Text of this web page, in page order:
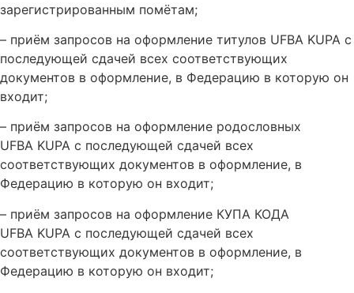
зарегистрированным помётам;
– приём запросов на оформление титулов UFBA KUPA с
последующей сдачей всех соответствующих
документов в оформление, в Федерацию в которую он
входит;
– приём запросов на оформление родословных
UFBA KUPA с последующей сдачей всех
соответствующих документов в оформление, в
Федерацию в которую он входит;
– приём запросов на оформление КУПА КОДА
UFBA KUPA с последующей сдачей всех
соответствующих документов в оформление, в
Федерацию в которую он входит;